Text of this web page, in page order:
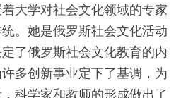
大学对社会文化领域的专家
。她是俄罗斯社会文化活动
了俄罗斯社会文化教育的内
多创新事业定下了基调，为
科学家和教师的形成做出了